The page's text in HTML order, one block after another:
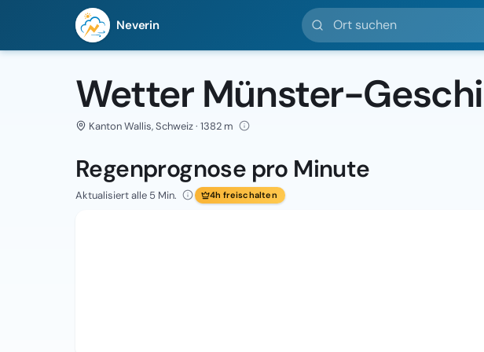
Neverin
Ort suchen
Wetter Münster-
Kanton Wallis, Schweiz · 1382 m
Regenprognose pro Minute
Aktualisiert alle 5 Min. 4h freischalten